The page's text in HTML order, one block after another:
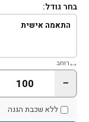
בחר גודל:
התאמה אישית
רוחב
−
ללא שכבת הגנה